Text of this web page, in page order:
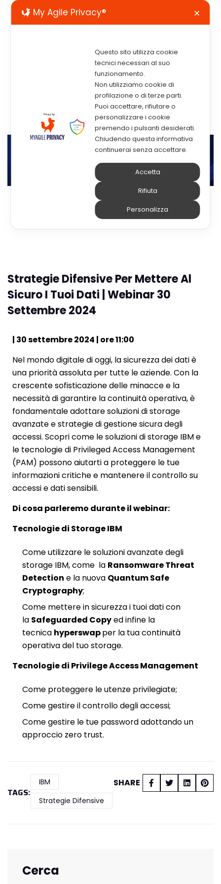
Strategie Difensive Per Mettere Al
Sicuro I Tuoi Dati | Webinar 30
Settembre 2024
| 30 settembre 2024 | ore 11:00
Nel mondo digitale di oggi, la sicurezza dei dati è
una priorità assoluta per tutte le aziende. Con la
crescente sofisticazione delle minacce e la
necessità di garantire la continuità operativa, è
fondamentale adottare soluzioni di storage
avanzate e strategie di gestione sicura degli
accessi. Scopri come le soluzioni di storage IBM e
le tecnologie di Privileged Access Management
(PAM) possono aiutarti a proteggere le tue
informazioni critiche e mantenere il controllo su
accessi e dati sensibili.
Di cosa parleremo durante il webinar:
Tecnologie di Storage IBM
Come utilizzare le soluzioni avanzate degli
storage IBM, come la Ransomware Threat
Detection e la nuova Quantum Safe
Cryptography;
Come mettere in sicurezza i tuoi dati con
la Safeguarded Copyed infine la
tecnica hyperswapper la tua continuità
operativa del tuo storage.
Tecnologie di Privilege Access Management
Come proteggere le utenze privilegiate;
Come gestire il controllo degli accessi;
Come gestire le tue password adottando un
approccio zero trust.
TAGS:
IBM
Strategie Difensive
SHARE
Cerca
My Agile Privacy® ✕
Questo sito utilizza cookie
tecnici necessari al suo
funzionamento.
Non utilizziamo cookie di
profilazione o di terze parti.
Puoi accettare, rifiutare o
personalizzare i cookie
premendo i pulsanti desiderati.
Chiudendo questa informativa
continuerai senza accettare.
Accetta
Rifiuta
Personalizza